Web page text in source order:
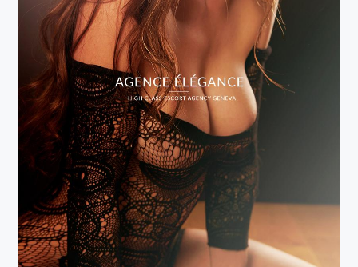
BRUNETTES DUOS
Rates
Credit Cards
INCALLS
CASTINGS
Castings
Castings VIP
AGENCY
BLOG & PRESS
CONTACT
MEMBRE
FR EN